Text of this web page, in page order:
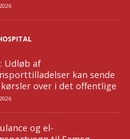
Udløb af
kan sende
kørsler over i det offentlige
og el-